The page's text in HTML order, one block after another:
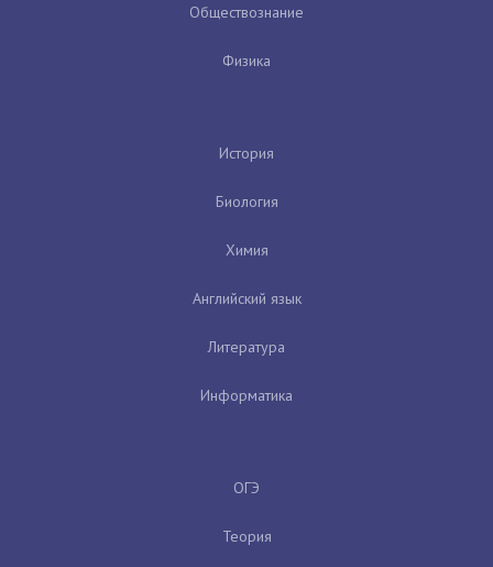
Обществознание
Физика
История
Биология
Химия
Английский язык
Литература
Информатика
ОГЭ
Теория